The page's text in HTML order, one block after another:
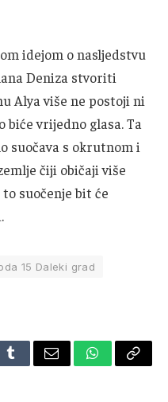
idejom o nasljedstvu
Deniza stvoriti
Alya više ne postoji ni
biće vrijedno glasa. Ta
suočava s okrutnom i
čiji običaji više
suočenje bit će
15 Daleki grad
TumblrEmail WhatsApp
Copy